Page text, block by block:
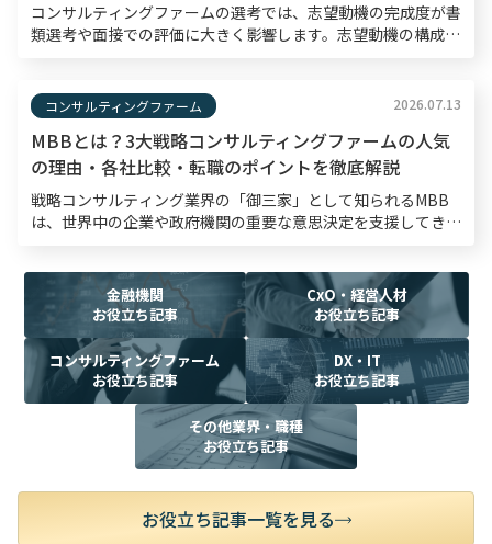
コンサルティングファームの選考では、志望動機の完成度が書
類選考や面接での評価に大きく影響します。志望動機の構成・
コンサルティングファーム 2026.07.13
MBBとは？3大戦略コンサルティングファームの人気
の理由・各社比較・転職のポイントを徹底解説
戦略コンサルティング業界の「御三家」として知られるMBB
は、世界中の企業や政府機関の重要な意思決定を支援してき
[…]
金融機関
お役立ち記事
CxO・経営人材
お役立ち記事
コンサルティングファーム
お役立ち記事
DX・IT
お役立ち記事
その他業界・職種
お役立ち記事
お役立ち記事一覧を見る